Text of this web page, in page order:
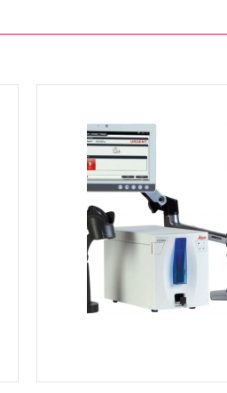
Ver más información